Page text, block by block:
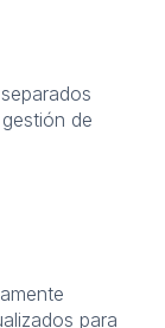
de
para